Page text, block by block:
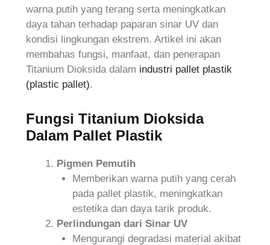
warna putih yang terang serta meningkatkan
daya tahan terhadap paparan sinar UV dan
kondisi lingkungan ekstrem. Artikel ini akan
membahas fungsi, manfaat, dan penerapan
Titanium Dioksida dalam industri pallet plastik
(plastic pallet).
Fungsi Titanium Dioksida
Dalam Pallet Plastik
Pigmen Pemutih
Memberikan warna putih yang cerah
pada pallet plastik, meningkatkan
estetika dan daya tarik produk.
Perlindungan dari Sinar UV
Mengurangi degradasi material akibat